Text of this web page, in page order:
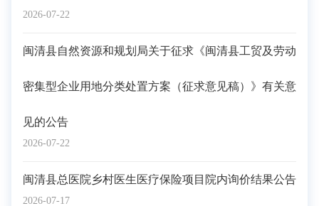
2026-07-22
2026-07-22
闽清县自然资源和规划局关于征求《闽清县工贸及劳动
密集型企业用地分类处置方案（征求意见稿）》有关意
见的公告
2026-07-17
闽清县总医院乡村医生医疗保险项目院内询价结果公告